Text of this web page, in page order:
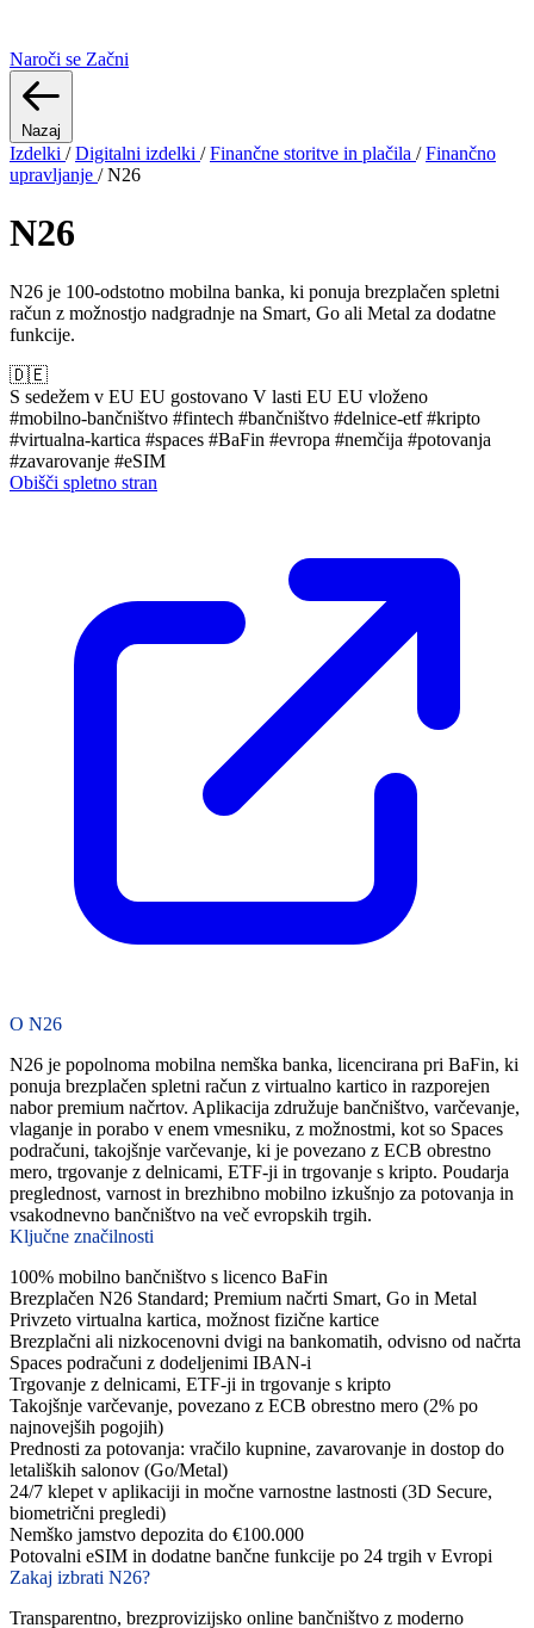
Naroči se Začni
Nazaj
Izdelki / Digitalni izdelki / Finančne storitve in plačila / Finančno
upravljanje / N26
N26
N26 je 100-odstotno mobilna banka, ki ponuja brezplačen spletni
račun z možnostjo nadgradnje na Smart, Go ali Metal za dodatne
funkcije.
🇩🇪
S sedežem v EU EU gostovano V lasti EU EU vloženo
#mobilno-bančništvo #fintech #bančništvo #delnice-etf#kripto
#virtualna-kartica #spaces #BaFin #evropa #nemčija #potovanja
#zavarovanje #eSIM
Obišči spletno stran
O N26
N26 je popolnoma mobilna nemška banka, licencirana pri BaFin, ki
ponuja brezplačen spletni račun z virtualno kartico in razporejen
nabor premium načrtov. Aplikacija združuje bančništvo, varčevanje,
vlaganje in porabo v enem vmesniku, z možnostmi, kot so Spaces
podračuni, takojšnje varčevanje, ki je povezano z ECB obrestno
mero, trgovanje z delnicami, ETF-ji in trgovanje s kripto. Poudarja
preglednost, varnost in brezhibno mobilno izkušnjo za potovanja in
vsakodnevno bančništvo na več evropskih trgih.
Ključne značilnosti
100% mobilno bančništvo s licenco BaFin
Brezplačen N26 Standard; Premium načrti Smart, Go in Metal
Privzeto virtualna kartica, možnost fizične kartice
Brezplačni ali nizkocenovni dvigi na bankomatih, odvisno od načrta
Spaces podračuni z dodeljenimi IBAN-i
Trgovanje z delnicami, ETF-ji in trgovanje s kripto
Takojšnje varčevanje, povezano z ECB obrestno mero (2% po
najnovejših pogojih)
Prednosti za potovanja: vračilo kupnine, zavarovanje in dostop do
letaliških salonov (Go/Metal)
24/7 klepet v aplikaciji in močne varnostne lastnosti (3D Secure,
biometrični pregledi)
Nemško jamstvo depozita do €100.000
Potovalni eSIM in dodatne bančne funkcije po 24 trgih v Evropi
Zakaj izbrati N26?
Transparentno, brezprovizijsko online bančništvo z moderno